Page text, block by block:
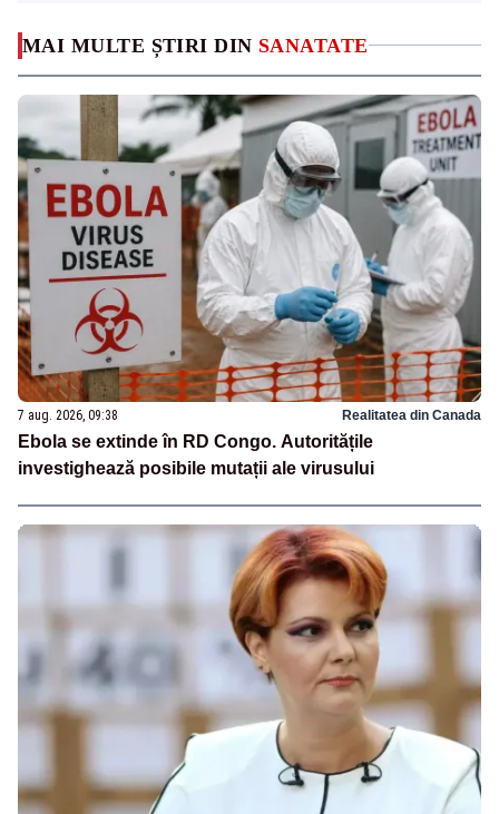
MAI MULTE ȘTIRI DIN SANATATE
7 aug. 2026, 09:38 Realitatea din Canada
Ebola se extinde în RD Congo. Autoritățile
investighează posibile mutații ale virusului